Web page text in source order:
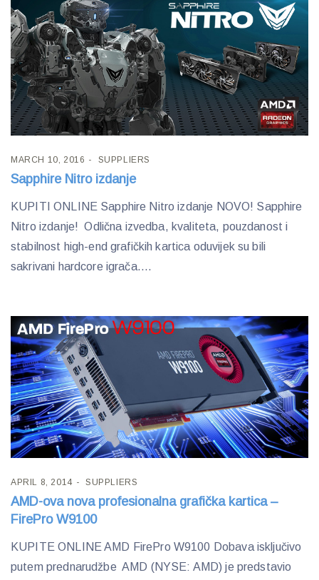
MARCH 10, 2016 SUPPLIERS
Sapphire Nitro izdanje
KUPITI ONLINE Sapphire Nitro izdanje NOVO! Sapphire
Nitro izdanje! Odlična izvedba, kvaliteta, pouzdanost i
stabilnost high-end grafičkih kartica oduvijek su bili
sakrivani hardcore igrača....
APRIL 8, 2014 SUPPLIERS
AMD-ova nova profesionalna grafička kartica –
FirePro W9100
KUPITE ONLINE AMD FirePro W9100 Dobava isključivo
putem prednarudžbe AMD (NYSE: AMD) je predstavio